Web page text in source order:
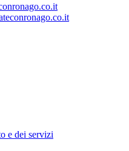
e dei servizi